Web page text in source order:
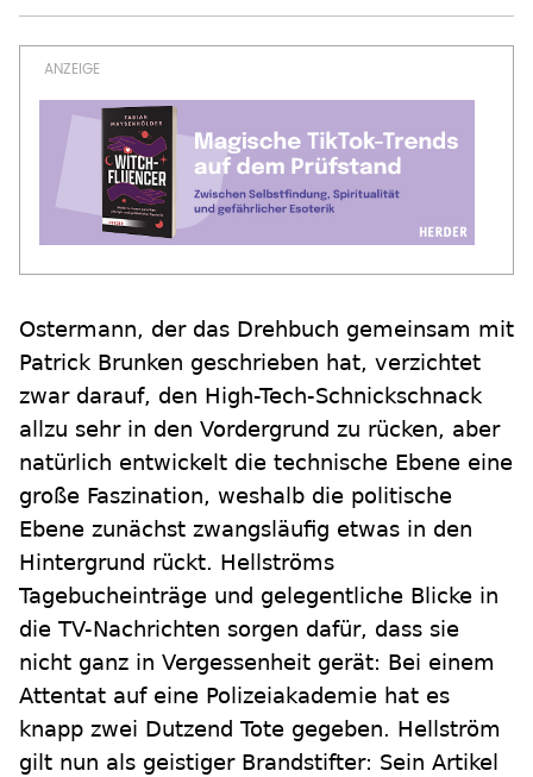
Ostermann, der das Drehbuch gemeinsam mit
Patrick Brunken geschrieben hat, verzichtet
zwar darauf, den High-Tech-Schnickschnack
allzu sehr in den Vordergrund zu rücken, aber
natürlich entwickelt die technische Ebene eine
große Faszination, weshalb die politische
Ebene zunächst zwangsläufig etwas in den
Hintergrund rückt. Hellströms
Tagebucheinträge und gelegentliche Blicke in
die TV-Nachrichten sorgen dafür, dass sie
nicht ganz in Vergessenheit gerät: Bei einem
Attentat auf eine Polizeiakademie hat es
knapp zwei Dutzend Tote gegeben. Hellström
gilt nun als geistiger Brandstifter: Sein Artikel